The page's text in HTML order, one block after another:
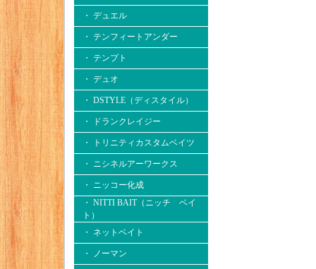
・ デュエル
・ テンフィートアンダー
・ テンプト
・ デュオ
・ DSTYLE（ディスタイル）
・ ドランクレイジー
・ トリニティカスタムベイツ
・ ニシネルアーワークス
・ ニッコー化成
・ NITTI BAIT（ニッチ ベイ
ト）
・ ネットベイト
・ ノーマン